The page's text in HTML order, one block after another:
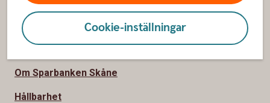
Cookie-inställningar
Om oss
Om Sparbanken Skåne
Hållbarhet